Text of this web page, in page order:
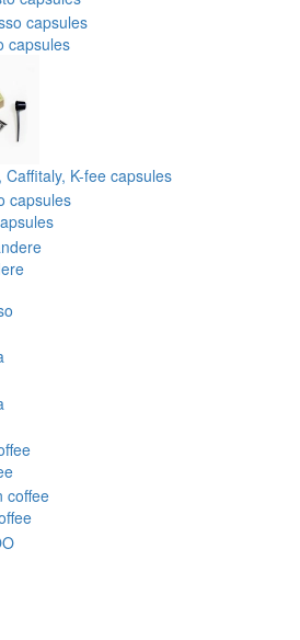
capsules
Caffitaly, K-fee capsules